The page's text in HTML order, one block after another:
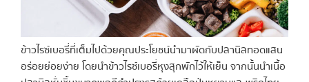
ข้าวไรซ์เบอรี่ที่เต็มไปด้วยคุณประโยชน์นำมาผัดกับปลานิลทอดแสน
อร่อยย่อยง่าย โดยนำข้าวไรซ์เบอรี่หุงสุกพักไว้ให้เย็น จากนั้นนำเนื้อ